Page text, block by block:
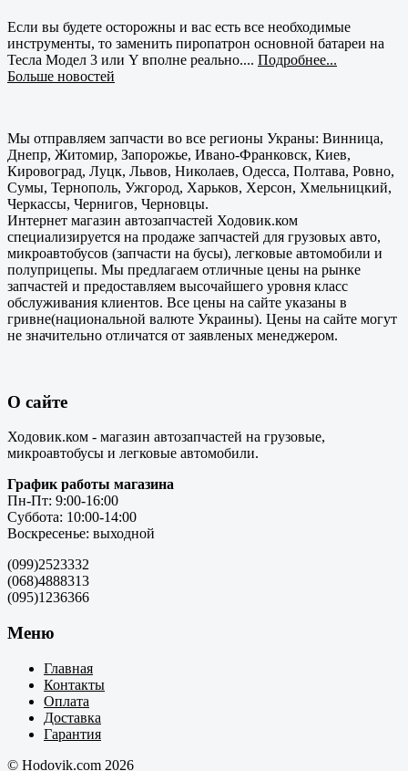
Если вы будете осторожны и вас есть все необходимые
инструменты, то заменить пиропатрон основной батареи на
Тесла Модел 3 или Y вполне реально.... Подробнее...
Больше новостей
Мы отправляем запчасти во все регионы Украны: Винница,
Днепр, Житомир, Запорожье, Ивано-Франковск, Киев,
Кировоград, Луцк, Львов, Николаев, Одесса, Полтава, Ровно,
Сумы, Тернополь, Ужгород, Харьков, Херсон, Хмельницкий,
Черкассы, Чернигов, Черновцы.
Интернет магазин автозапчастей Ходовик.ком
специализируется на продаже запчастей для грузовых авто,
микроавтобусов (запчасти на бусы), легковые автомобили и
полуприцепы. Мы предлагаем отличные цены на рынке
запчастей и предоставляем высочайшего уровня класс
обслуживания клиентов. Все цены на сайте указаны в
гривне(национальной валюте Украины). Цены на сайте могут
не значительно отличатся от заявленых менеджером.
О сайте
Ходовик.ком - магазин автозапчастей на грузовые,
микроавтобусы и легковые автомобили.
График работы магазина
Пн-Пт: 9:00-16:00
Суббота: 10:00-14:00
Воскресенье: выходной
(099)2523332
(068)4888313
(095)1236366
Меню
Главная
Контакты
Оплата
Доставка
Гарантия
© Hodovik.com 2026